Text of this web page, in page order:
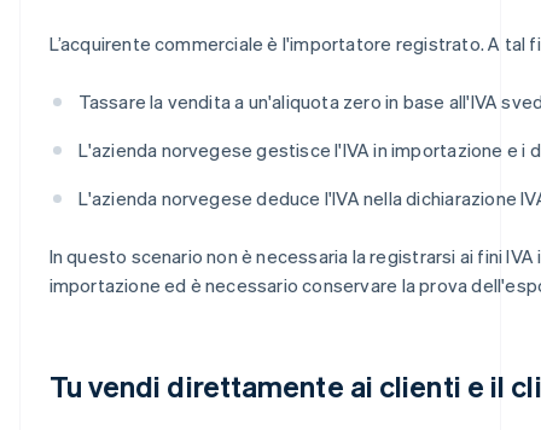
L’acquirente commerciale è l'importatore registrato. A tal
Tassare la vendita a un'aliquota zero in base all'IVA
L'azienda norvegese gestisce l'IVA in importazione e i
L'azienda norvegese deduce l'IVA nella dichiarazione
In questo scenario non è necessaria la registrarsi ai fini
importazione ed è necessario conservare la prova
Tu vendi direttamente ai clienti e il